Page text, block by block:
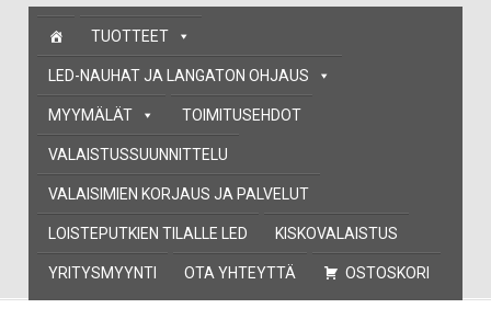
Skip
content
TUOTTEET
LED-NAUHAT JA LANGATON OHJAUS
MYYMÄLÄT TOIMITUSEHDOT
VALAISTUSSUUNNITTELU
VALAISIMIEN KORJAUS JA PALVELUT
LOISTEPUTKIEN TILALLE LED KISKOVALAISTUS
YRITYSMYYNTI OTA YHTEYTTÄ OSTOSKORI